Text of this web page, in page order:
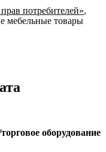
потребителей»,
мебельные товары
оборудование